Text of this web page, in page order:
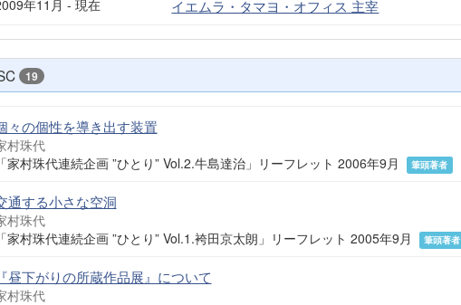
年11月 - 現在 イエムラ・タマヨ・オフィス 主宰
19
々の個性を導き出す装置
村珠代
家村珠代連続企画 ”ひとり” Vol.2.牛島達治」リーフレット 2006年9月
筆頭著者
通する小さな空洞
村珠代
家村珠代連続企画 ”ひとり” Vol.1.袴田京太朗」リーフレット 2005年9月
筆頭著者
昼下がりの所蔵作品展』について
村珠代